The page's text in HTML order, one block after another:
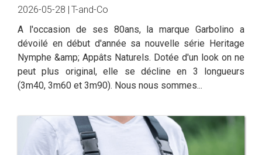
2026-05-28 | T-and-Co
A l'occasion de ses 80ans, la marque Garbolino a
dévoilé en début d'année sa nouvelle série Heritage
Nymphe &amp; Appâts Naturels. Dotée d'un look on ne
peut plus original, elle se décline en 3 longueurs
(3m40, 3m60 et 3m90). Nous nous sommes...